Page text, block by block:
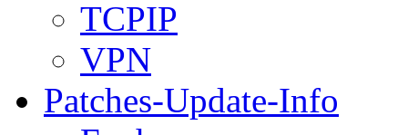
TCPIP
VPN
Patches-Update-Info